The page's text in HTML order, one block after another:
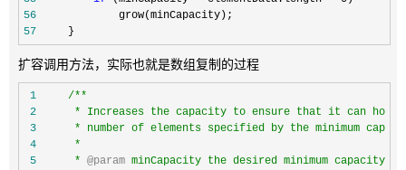
56
57
     }
扩容调用方法，实际也就是数组复制的过程
1
/**
2
3
4
5
     *
@param